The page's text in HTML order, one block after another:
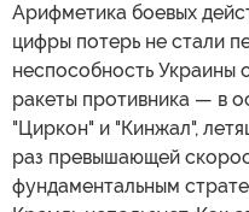
Арифметика боевых
цифры потерь не стали
неспособность Украины
ракеты противника — в
"Циркон" и "Кинжал",
раз превышающей
фундаментальным